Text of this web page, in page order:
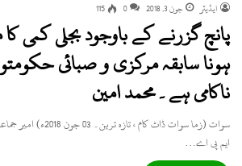
ایڈیٹر جون 3, 2018 0
115
پانچ گزرنے کے باوجود بجلی کمی
ہونا سابقہ مرکزی و صبائی
ناکامی ہے۔محمد امین
سوات (زما سوات ڈاٹ کام
ایم پی اے…